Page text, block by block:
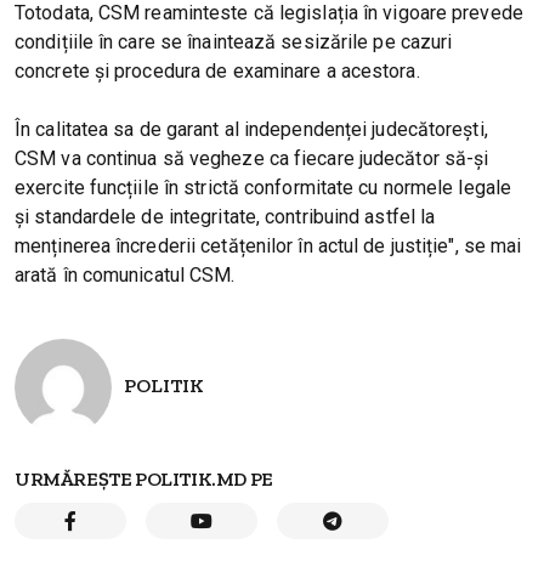
Totodata, CSM reaminteste că legislația în vigoare prevede
condițiile în care se înaintează sesizările pe cazuri
concrete și procedura de examinare a acestora.
În calitatea sa de garant al independenței judecătorești,
CSM va continua să vegheze ca fiecare judecător să-și
exercite funcțiile în strictă conformitate cu normele legale
și standardele de integritate, contribuind astfel la
menținerea încrederii cetățenilor în actul de justiție", se mai
arată în comunicatul CSM.
POLITIK
URMĂREȘTE POLITIK.MD PE